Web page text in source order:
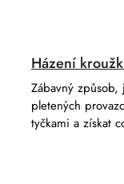
Házení
Zábavný
pletených
tyčkami a získat